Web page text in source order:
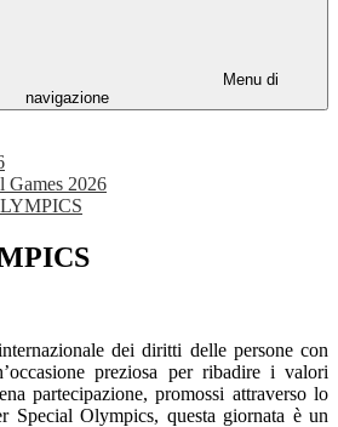
Menu di
navigazione
Games 2026
dei diritti delle persone con
preziosa per ribadire i valori
partecipazione, promossi attraverso lo
Special Olympics, questa giornata è un